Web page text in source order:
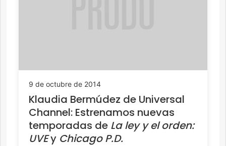
9 de octubre de 2014
Klaudia Bermúdez de Universal
Channel: Estrenamos nuevas
temporadas de La ley y el orden:
UVEy Chicago P.D.